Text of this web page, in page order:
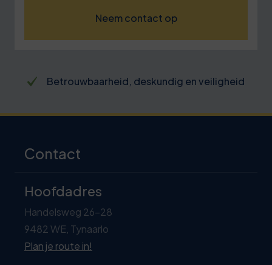
Neem contact op
Betrouwbaarheid, deskundig en veiligheid
Contact
Hoofdadres
Handelsweg 26-28
9482 WE, Tynaarlo
Plan je route in!